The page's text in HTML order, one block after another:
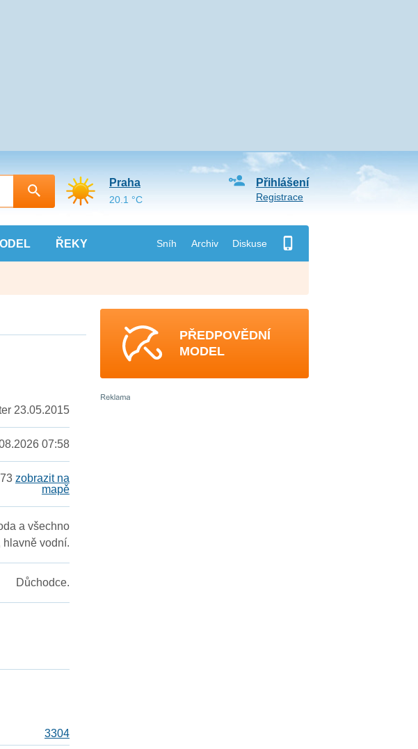
ŘEKY Sníh Archiv Diskuse
Přihlášení
Registrace
Praha
20.1 °C
23.05.2015
07:58
zobrazit na
mapě
a všechno
hlavně vodní.
Důchodce.
3304
PŘEDPOVĚDNÍ
MODEL